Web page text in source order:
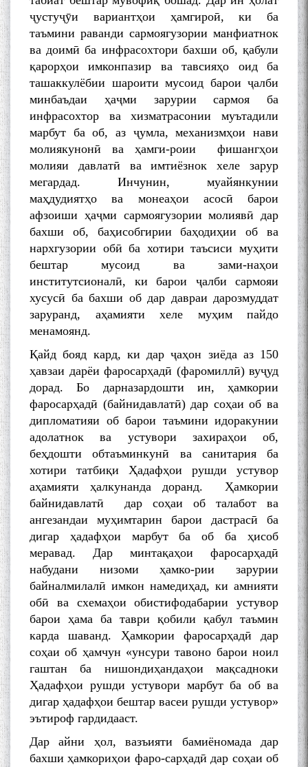
ҷустуҷӯи вариантҳои ҳамгироӣ, ки ба
таъмини раванди сармоягузории манфиатнок
ва доимӣ ба инфрасохтори бахши об, қабули
қарорҳои имконпазир ва тавсияҳо оид ба
ташаккулёбии шароити мусоид барои ҷалби
минбаъдаи ҳаҷми зарурии сармоя ба
инфрасохтор ва хизматрасонии муътадили
марбут ба об, аз ҷумла, механизмҳои нави
молиякунонӣ ва ҳамги-роии фишангҳои
молияи давлатӣ ва имтиёзнок хеле зарур
мегардад. Инчунин, муайянкунии
маҳдудиятҳо ва монеаҳои асосӣ барои
афзоиши ҳаҷми сармоягузории молиявӣ дар
бахши об, баҳисобгирии баҳодиҳии об ва
нархгузории обӣ ба хотири таъсиси муҳити
бештар мусоид ва зами-наҳои
институтсионалӣ, ки барои ҷалби сармояи
хусусӣ ба бахши об дар давраи дарозмуддат
заруранд, аҳамияти хеле муҳим пайдо
менамоянд.
Қайд бояд кард, ки дар ҷаҳон зиёда аз 150
ҳавзаи дарёи фаросарҳадӣ (фаромиллӣ) вуҷуд
дорад. Бо дарназардошти ин, ҳамкории
фаросарҳадӣ (байнидавлатӣ) дар соҳаи об ва
дипломатияи об барои таъмини идоракунии
адолатнок ва устувори захираҳои об,
беҳдошти обтаъминкунӣ ва санитария ба
хотири татбиқи Ҳадафҳои рушди устувор
аҳамияти ҳалкунанда доранд. Ҳамкории
байнидавлатӣ дар соҳаи об талабот ва
ангезандаи муҳимтарин барои дастрасӣ ба
дигар ҳадафҳои марбут ба об ба ҳисоб
меравад. Дар минтақаҳои фаросарҳадӣ
набудани низоми ҳамко-рии зарурии
байналмилалӣ имкон намедиҳад, ки амнияти
обӣ ва схемаҳои обистифодабарии устувор
барои ҳама ба таври қобили қабул таъмин
карда шаванд. Ҳамкории фаросарҳадӣ дар
соҳаи об ҳамчун «унсури тавоно барои ноил
гаштан ба нишондиҳандаҳои мақсадноки
Ҳадафҳои рушди устувори марбут ба об ва
дигар ҳадафҳои бештар васеи рушди устувор»
эътироф гардидааст.
Дар айни ҳол, вазъияти бамиёномада дар
бахши ҳамкориҳои фаро-сарҳадӣ дар соҳаи об